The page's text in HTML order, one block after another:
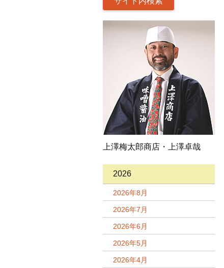
上澤梅太郎商店・上澤卓哉
2026
2026年8月
2026年7月
2026年6月
2026年5月
2026年4月